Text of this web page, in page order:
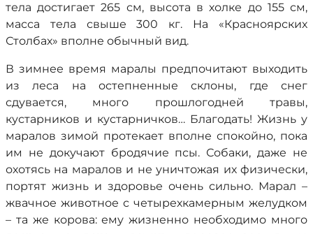
тела достигает 265 см, высота в холке до 155 см,
масса тела свыше 300 кг. На «Красноярских
Столбах» вполне обычный вид.
В зимнее время маралы предпочитают выходить
из леса на остепненные склоны, где снег
сдувается, много прошлогодней травы,
кустарников и кустарничков… Благодать! Жизнь у
маралов зимой протекает вполне спокойно, пока
им не докучают бродячие псы. Собаки, даже не
охотясь на маралов и не уничтожая их физически,
портят жизнь и здоровье очень сильно. Марал –
жвачное животное с четырехкамерным желудком
– та же корова: ему жизненно необходимо много